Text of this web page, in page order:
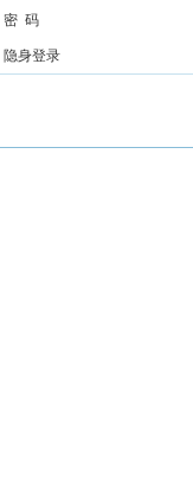
密 码
隐身登录